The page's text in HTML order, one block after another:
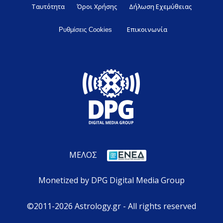
Ταυτότητα Όροι Χρήσης Δήλωση Εχεμύθειας
Ρυθμίσεις Cookies Επικοινωνία
ΜΕΛΟΣ
Monetized by DPG Digital Media Group
©2011-2026 Astrology.gr - All rights reserved